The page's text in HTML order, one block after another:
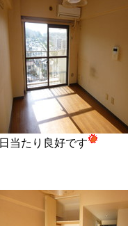
日当たり良好です